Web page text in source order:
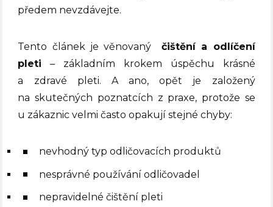
předem nevzdávejte.
Tento článek je věnovaný čištění a odlíčení
pleti – základním krokem úspěchu krásné
a zdravé pleti. A ano, opět je založený
na skutečných poznatcích z praxe, protože se
u zákaznic velmi často opakují stejné chyby:
nevhodný typ odličovacích produktů
nesprávné používání odličovadel
nepravidelné čištění pleti